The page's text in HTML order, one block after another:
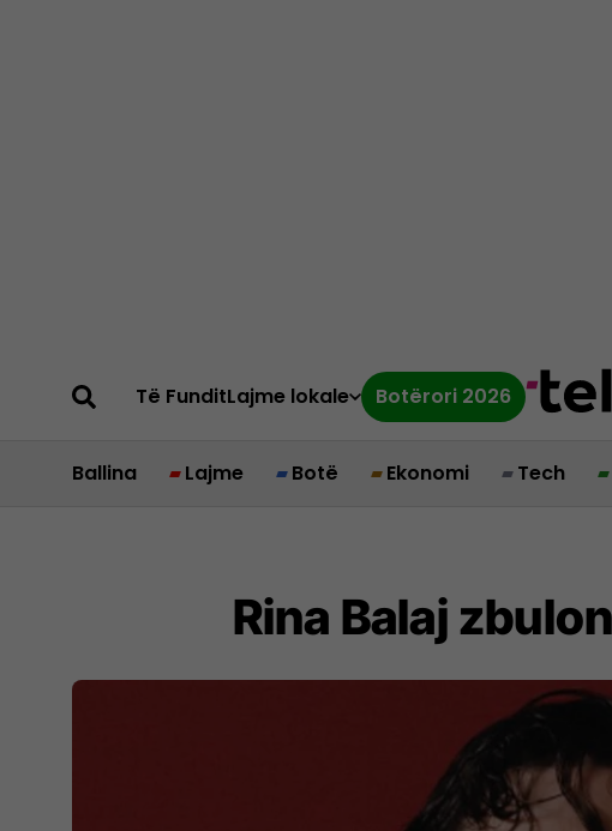
Të FunditLajme lokale Botërori 2026
Ballina Lajme Botë Ekonomi Tech
Rina Balaj